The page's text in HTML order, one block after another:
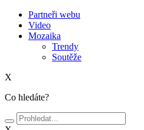
Partneři webu
Video
Mozaika
Trendy
Soutěže
X
Co hledáte?